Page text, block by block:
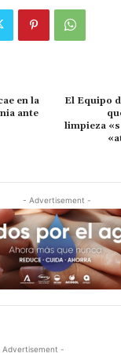
en la
ante
El Equipo
limpieza
- Advertisement -
Advertisement -